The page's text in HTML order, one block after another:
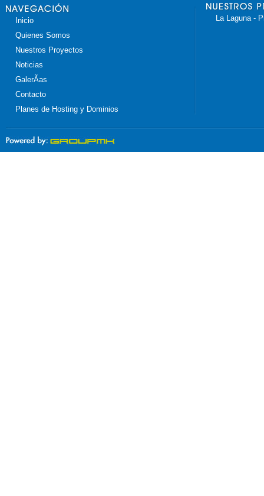
Inicio
Quienes Somos
Nuestros Proyectos
Noticias
GalerÃ­as
Contacto
Planes de Hosting y Dominios
La Laguna -